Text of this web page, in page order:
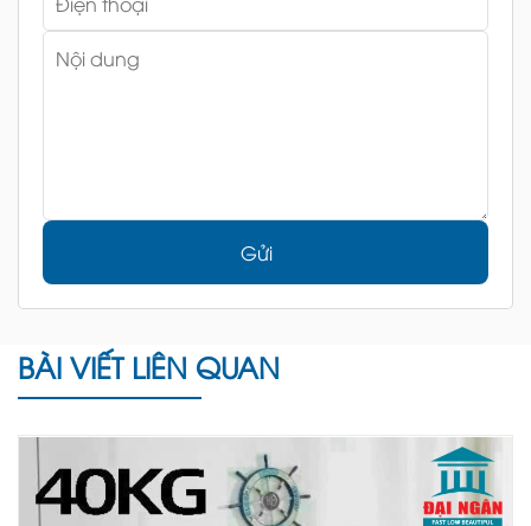
Gửi
BÀI VIẾT LIÊN QUAN